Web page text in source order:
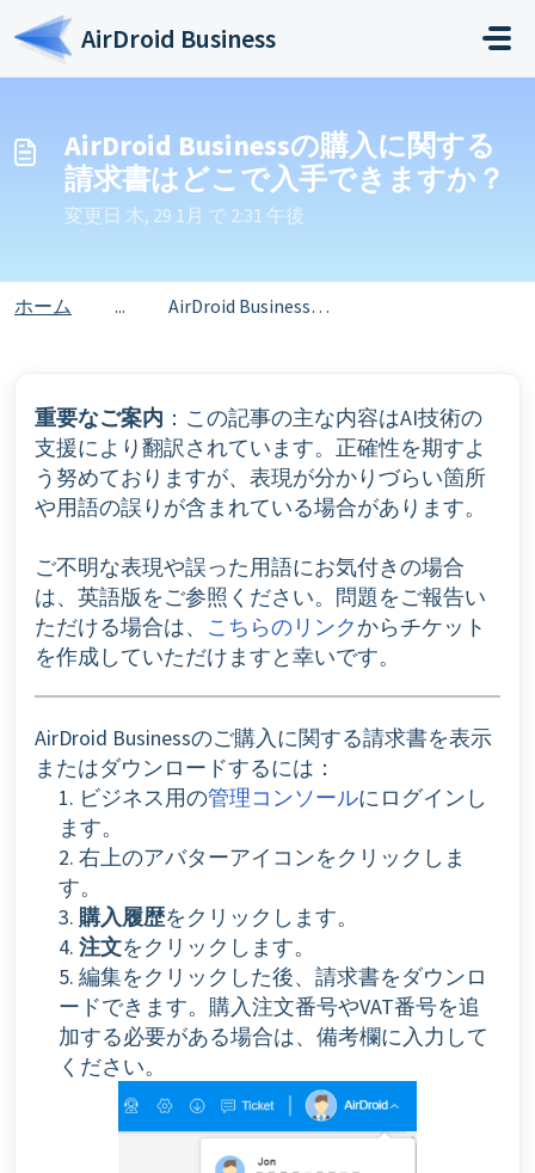
メインコンテンツに移動
AirDroid Business
AirDroid Businessの購入に関する
請求書はどこで入手できますか？
変更日 木, 29 1月 で 2:31 午後
ホーム ... AirDroid Businessの購入に関する請求書はどこで入手できますか？
重要なご案内 ：この記事の主な内容はAI技術の
支援により翻訳されています。正確性を期すよ
う努めておりますが、表現が分かりづらい箇所
や用語の誤りが含まれている場合があります。
ご不明な表現や誤った用語にお気付きの場合
は、英語版をご参照ください。問題をご報告い
ただける場合は、 こちらのリンクからチケット
を作成していただけますと幸いです。
AirDroid Businessのご購入に関する請求書を表示
またはダウンロードするには：
1. ビジネス用の管理コンソールにログインし
ます。
2. 右上のアバターアイコンをクリックしま
す。
3. 購入履歴をクリックします。
4. 注文をクリックします。
5. 編集をクリックした後、請求書をダウンロ
ードできます。購入注文番号やVAT番号を追
加する必要がある場合は、備考欄に入力して
ください。